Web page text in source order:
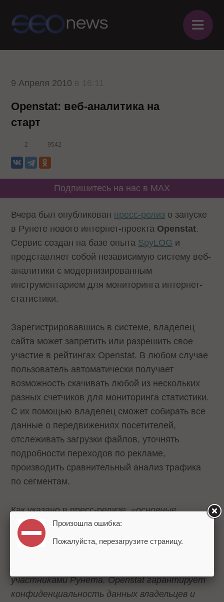
≡
9 Апреля 2010
Openstat: веб-аналитика на
старт
2 9542
Подпишитесь на нас в MAX
Вчера был опубликован пресс-релиз о запуске
в Рунете нового интернет-проекта Openstat.
Сервис создан на базе опыта SpyLOG и
представляет собой независимую систему веб-
аналитики с модернизированным
инструментарием для мониторинга интернет-
статистики.
Зарегистрировавшись в системе, владелец
сайта может запретить или разрешить свое
участие в рейтингах Openstat. В любом случае
пользователь автоматически получает
возможность скачивать любой из нескольких
разных счетчиков для мониторинга статистики.
С их помощью владелец сможет собирать все
данные о передвижениях посетителей,
отслеживать загрузки файлов, уточнять
подробности переходов по рекламе,
производить сравнительный анализ трафика
по сегментам.
Как указано в пресс-релизе,«основные
принципы Openstat: открытость и
независимость измерений,
участниками Рунета. Openstat гарантирует
конфиденциальность данных владельцев и
Произошла ошибка:
Пожалуйста, перезагрузите страницу.